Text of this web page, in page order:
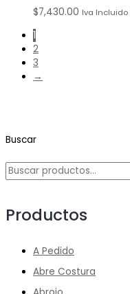
Buscar
Productos
A Pedido
Abre Costura
$7,430.00 Iva Incluido
1
2
3
→